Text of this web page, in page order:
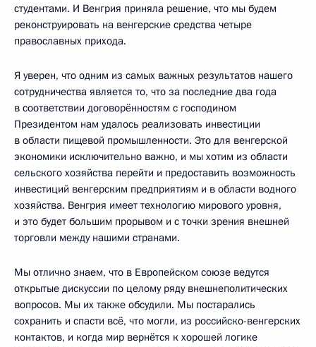
студентами. И Венгрия приняла решение, что мы будем
реконструировать на венгерские средства четыре
православных прихода.
Я уверен, что одним из самых важных результатов нашего
сотрудничества является то, что за последние два года
в соответствии договорённостям с господином
Президентом нам удалось реализовать инвестиции
в области пищевой промышленности. Это для венгерской
экономики исключительно важно, и мы хотим из области
сельского хозяйства перейти и предоставить возможность
инвестиций венгерским предприятиям и в области водного
хозяйства. Венгрия имеет технологию мирового уровня,
и это будет большим прорывом и с точки зрения внешней
торговли между нашими странами.
Мы отлично знаем, что в Европейском союзе ведутся
открытые дискуссии по целому ряду внешнеполитических
вопросов. Мы их также обсудили. Мы постарались
сохранить и спасти всё, что могли, из российско-венгерских
контактов, и когда мир вернётся к хорошей логике